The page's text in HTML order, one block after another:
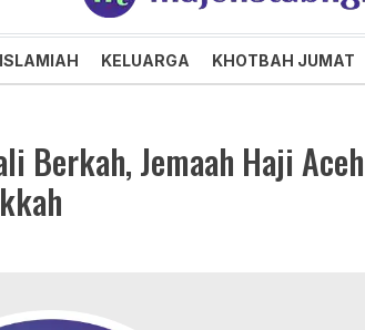
dan Menggembirakan
ISLAMIAH KELUARGA KHOTBAH JUMAT
Berkah, Jemaah Haji Aceh